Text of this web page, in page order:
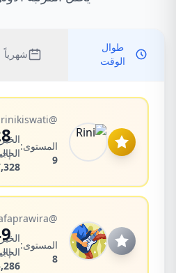
طوال
الوقت
شهرياً
Rini
@rinikiswati
المستوى:
9
Syafa
@wasisthasyafaprawira
المستوى:
8